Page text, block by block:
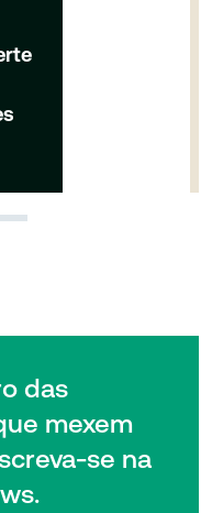
4
das
mexem
se na